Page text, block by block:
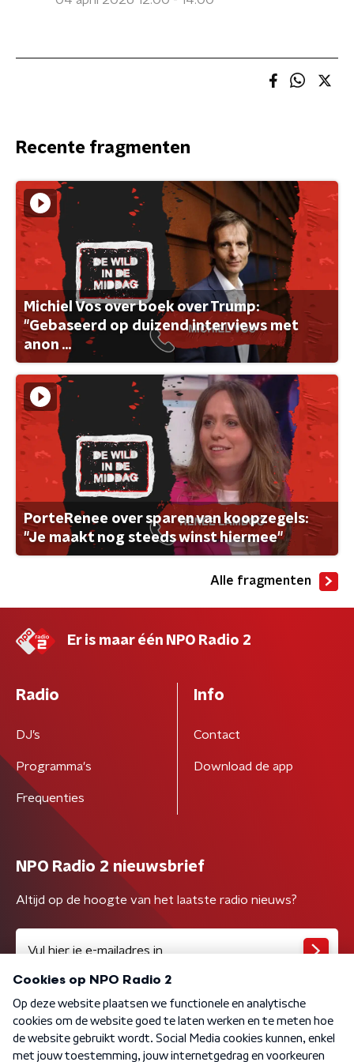
Recente fragmenten
Michiel Vos over boek over Trump:
"Gebaseerd op duizend interviews met
anon ...
PorteRenee over sparen van koopzegels:
"Je maakt nog steeds winst hiermee"
Alle fragmenten
Er is maar één NPO Radio 2
Radio
DJ’s
Programma's
Frequenties
Info
Contact
Download de app
NPO Radio 2 nieuwsbrief
Altijd op de hoogte van het laatste radio nieuws?
Algemene voorwaarden